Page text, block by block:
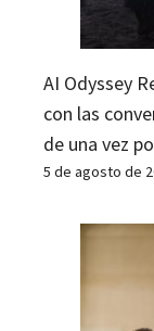
AI Odyssey
con las
de una vez
5 de agosto de